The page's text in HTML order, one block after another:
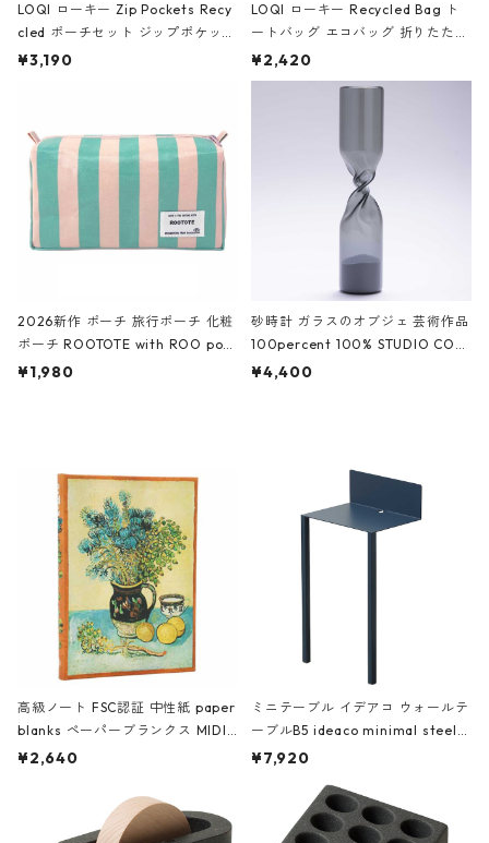
LOQI ローキー Zip Pockets Recy
cled ポーチセット ジップポケット
ファスナーポーチ 撥水加工 トラベ
ーガンディー、オフホワイト
¥3,190
LOQI ローキー Recycled Bag ト
ートバッグ エコバッグ 折りたたみ
大きめ 撥水加工 収納ポーチ CRO
CODILE/Black クロコダイル/ブラ
¥2,420
2026新作 ポーチ 旅行ポーチ 化粧
ポーチ ROOTOTE with ROO pou
ch 3532 ルートート WR.ポーチ.ラ
¥1,980
砂時計 ガラスのオブジェ 芸術作品
100percent 100% STUDIO COH
AKU Timeless 100パーセント ス
¥4,400
高級ノート FSC認証 中性紙 paper
blanks ペーパーブランクス MIDI
ハードカバー 罫線 ヴァン・ゴッホ
¥2,640
ミニテーブル イデアコ ウォールテ
ーブルB5 ideaco minimal steel f
urniture WALL Table B5 ネイビー
¥7,920